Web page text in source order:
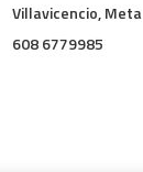
Villavicencio, Meta
608 6779985